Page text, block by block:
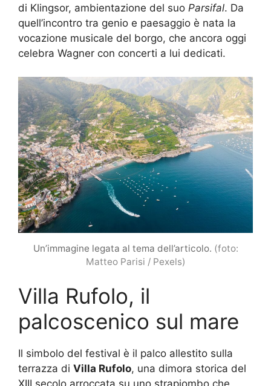
di Klingsor, ambientazione del suo Parsifal. Da
quell’incontro tra genio e paesaggio è nata la
vocazione musicale del borgo, che ancora oggi
celebra Wagner con concerti a lui dedicati.
Un’immagine legata al tema dell’articolo. (foto:
Matteo Parisi / Pexels)
Villa Rufolo, il
palcoscenico sul mare
Il simbolo del festival è il palco allestito sulla
terrazza di Villa Rufolo, una dimora storica del
XIII secolo arroccata su uno strapiombo che